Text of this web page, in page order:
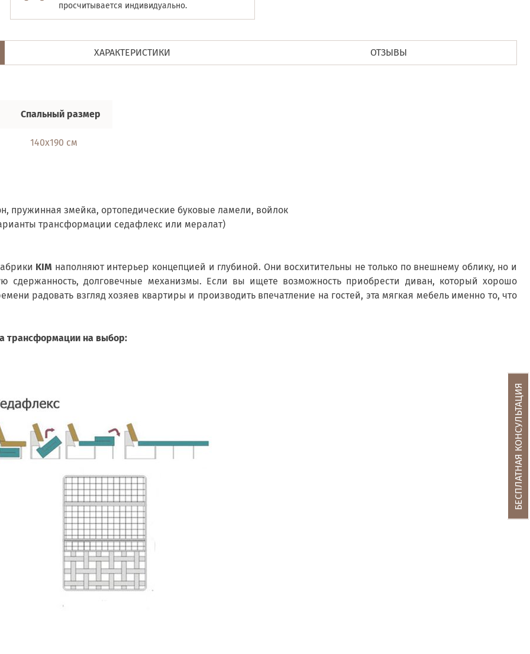
просчитывается индивидуально.
ХАРАКТЕРИСТИКИ ОТЗЫВЫ
Спальный размер
140х190 см
пружинная змейка, ортопедические буковые ламели, войлок
трансформации седафлекс или мералат)
KIM наполняют интерьер концепцией и глубиной. Они восхитительны не только по внешнему облику, но и
сдержанность, долговечные механизмы. Если вы ищете возможность приобрести диван, который хорошо
радовать взгляд хозяев квартиры и производить впечатление на гостей, эта мягкая мебель именно то, что
трансформации на выбор:
БЕСПЛАТНАЯ КОНСУЛЬТАЦИЯ